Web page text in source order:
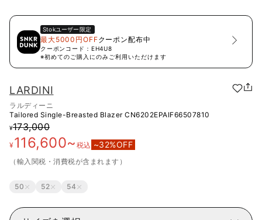
Stokユーザー限定
最大5000円OFFクーポン配布中
クーポンコード： EH4U8
※初めてのご購入にのみご利用いただけます
LARDINI
ラルディーニ
Tailored Single-Breasted Blazer CN6202EPAIF66507810
¥173,000
¥116,600~ 税込 ~32%OFF
（輸入関税・消費税が含まれます）
50 52 54